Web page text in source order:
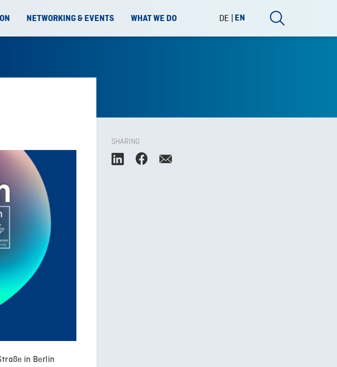
NETWORKING & EVENTS WHAT WE DO DE EN
in Berlin
SHARING